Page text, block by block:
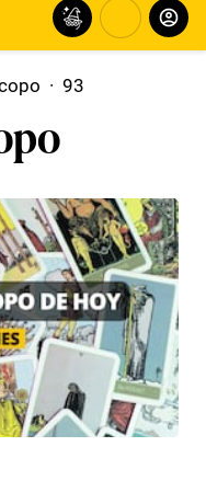
· 93